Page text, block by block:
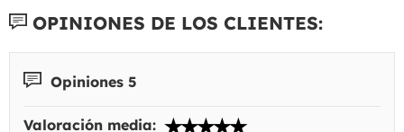
OPINIONES DE LOS CLIENTES:
Opiniones 5
Valoración media: